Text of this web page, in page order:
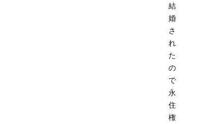
結
婚
さ
れ
た
の
で
永
住
権